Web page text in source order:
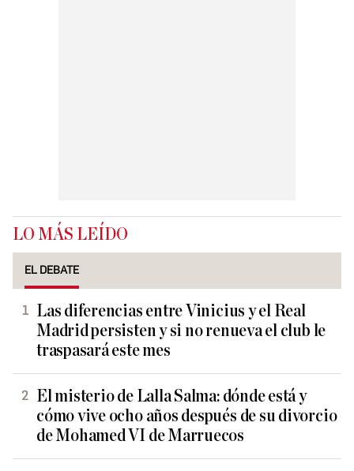
LO MÁS LEÍDO
EL DEBATE
Las diferencias entre Vinicius y el Real
Madrid persisten y si no renueva el club le
traspasará este mes
El misterio de Lalla Salma: dónde está y
cómo vive ocho años después de su divorcio
de Mohamed VI de Marruecos